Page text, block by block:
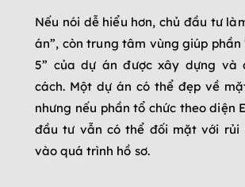
Nếu nói dễ hiểu hơn, chủ đầu tư
án”, còn trung tâm vùng giúp phần
5” của dự án được xây dựng và
cách. Một dự án có thể đẹp về
nhưng nếu phần tổ chức theo diện
đầu tư vẫn có thể đối mặt với rủi
vào quá trình hồ sơ.